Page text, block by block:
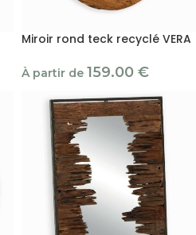
Miroir rond teck recyclé VERA
À partir de 159.00 €